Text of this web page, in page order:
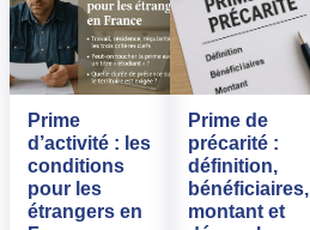
Prime
d’activité : les
conditions
pour les
étrangers en
Prime de
précarité :
définition,
bénéficiaires,
montant et